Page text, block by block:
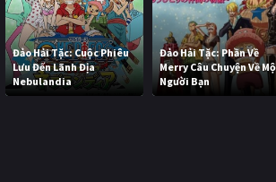
Đảo Hải Tặc: Cuộc Phiêu
Lưu Đến Lãnh Địa
Nebulandia
Đảo Hải Tặc: Phần Về
Merry Câu Chuyện Về
Người Bạn